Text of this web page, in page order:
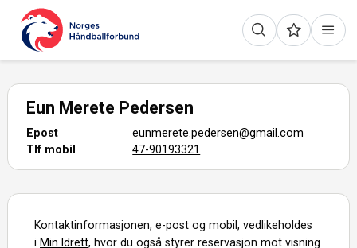
Eun Merete Pedersen
Epost
eunmerete.pedersen@gmail.com
Tlf mobil
47-90193321
Kontaktinformasjonen, e-post og mobil, vedlikeholdes
i Min Idrett, hvor du også styrer reservasjon mot visning